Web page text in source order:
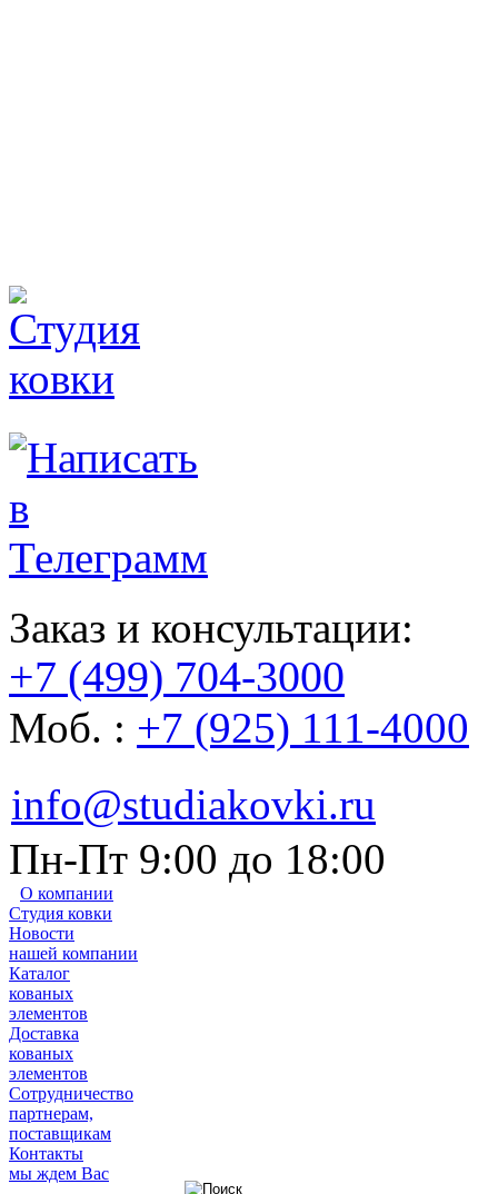
Заказ и консультации:
+7 (499) 704-3000
Моб. : +7 (925) 111-4000
info@studiakovki.ru
Пн-Пт 9:00 до 18:00
О компании
Студия ковки
Новости
нашей компании
Каталог
кованых
элементов
Доставка
кованых
элементов
Сотрудничество
партнерам,
поставщикам
Контакты
мы ждем Вас